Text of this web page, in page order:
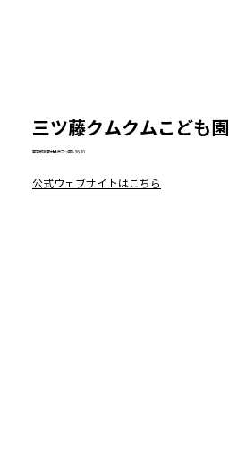
​三ツ藤クムクムこども園
東京都武蔵村山市三ツ藤3-36-10
公式ウェブサイトはこちら